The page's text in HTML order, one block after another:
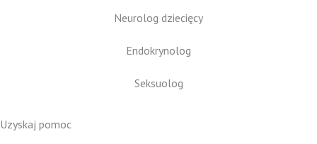
Neurolog dziecięcy
Endokrynolog
Seksuolog
Uzyskaj pomoc